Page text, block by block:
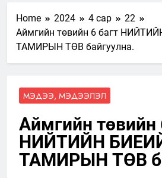
Home 2024 4 сар
22
Aймгийн төвийн 6 багт
ТАМИРЫН ТӨВ байгуулна.
МЭДЭЭ, МЭДЭЭЛЭЛ
Aймгийн төвийн
НИЙТИЙН
ТАМИРЫН ТӨВ